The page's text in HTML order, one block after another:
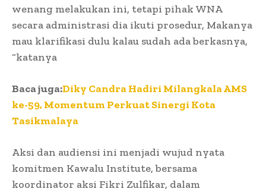
wenang melakukan ini, tetapi pihak WNA
secara administrasi dia ikuti prosedur, Makanya
mau klarifikasi dulu kalau sudah ada berkasnya,
“katanya
Baca juga:Diky Candra Hadiri Milangkala AMS
ke-59, Momentum Perkuat Sinergi Kota
Tasikmalaya
Aksi dan audiensi ini menjadi wujud nyata
komitmen Kawalu Institute, bersama
koordinator aksi Fikri Zulfikar, dalam